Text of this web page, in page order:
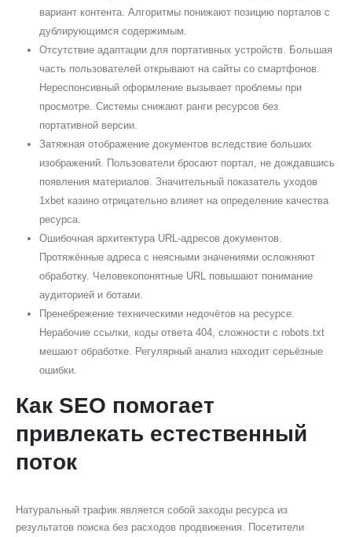
вариант контента. Алгоритмы понижают позицию порталов с
дублирующимся содержимым.
Отсутствие адаптации для портативных устройств. Большая
часть пользователей открывают на сайты со смартфонов.
Нереспонсивный оформление вызывает проблемы при
просмотре. Системы снижают ранги ресурсов без
портативной версии.
Затяжная отображение документов вследствие больших
изображений. Пользователи бросают портал, не дождавшись
появления материалов. Значительный показатель уходов
1xbet казино отрицательно влияет на определение качества
ресурса.
Ошибочная архитектура URL-адресов документов.
Протяжённые адреса с неясными значениями осложняют
обработку. Человекопонятные URL повышают понимание
аудиторией и ботами.
Пренебрежение техническими недочётов на ресурсе.
Нерабочие ссылки, коды ответа 404, сложности с robots.txt
мешают обработке. Регулярный анализ находит серьёзные
ошибки.
Как SEO помогает
привлекать естественный
поток
Натуральный трафик является собой заходы ресурса из
результатов поиска без расходов продвижения. Посетители